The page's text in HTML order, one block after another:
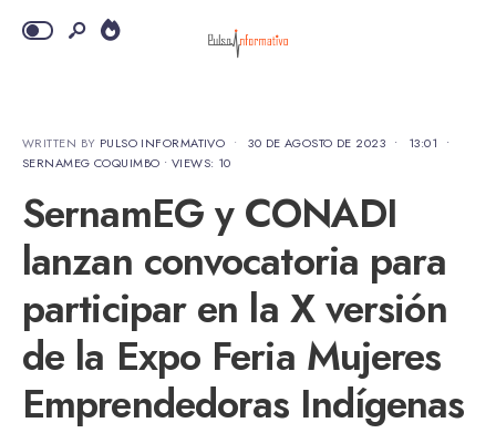
WRITTEN BY PULSO INFORMATIVO • 30 DE AGOSTO DE 2023 • 13:01
•
SERNAMEG COQUIMBO • VIEWS: 10
SernamEG y CONADI
lanzan convocatoria para
participar en la X versión
de la Expo Feria Mujeres
Emprendedoras Indígenas